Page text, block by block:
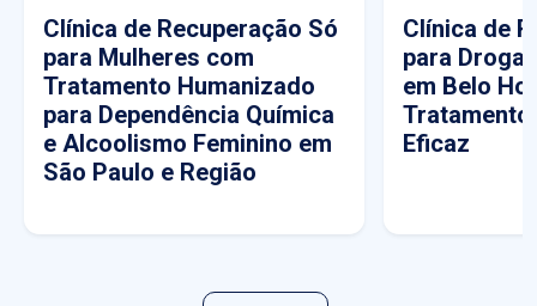
Clínica de Recuperação Só
para Mulheres com
Tratamento Humanizado
para Dependência Química
e Alcoolismo Feminino em
São Paulo e Região
Clínica de
para
em Belo
Tratamento
Eficaz